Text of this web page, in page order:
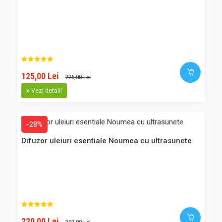
-30%
Difuzor arome Elara Alb
125,00 Lei 226,00 Lei
Vezi detalii
-28%
Difuzor uleiuri esentiale Noumea cu ultrasunete